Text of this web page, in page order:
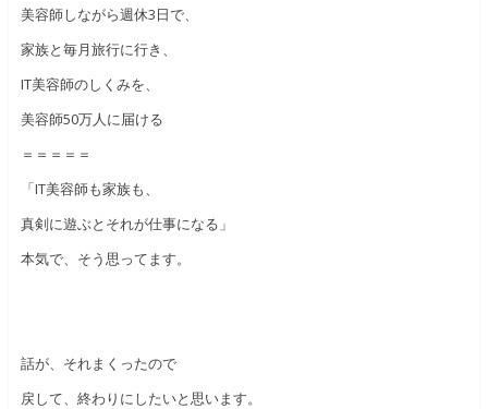
美容師しながら週休3日で、
家族と毎月旅行に行き、
IT美容師のしくみを、
美容師50万人に届ける
＝＝＝＝＝
「IT美容師も家族も、
真剣に遊ぶとそれが仕事になる」
本気で、そう思ってます。
話が、それまくったので
戻して、終わりにしたいと思います。